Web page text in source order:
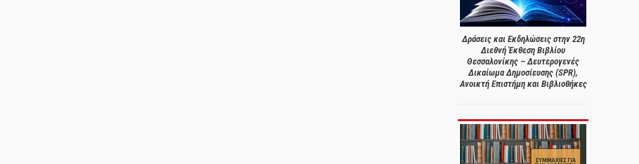
Δράσεις και Εκδηλώσεις στην 22η
Διεθνή Έκθεση Βιβλίου
Θεσσαλονίκης – Δευτερογενές
Δικαίωμα Δημοσίευσης (SPR),
Ανοικτή Επιστήμη και Βιβλιοθήκες